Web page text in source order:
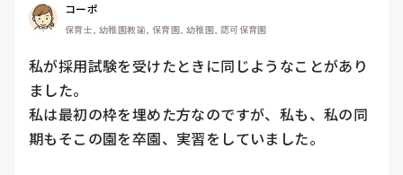
コーポ
保育士, 幼稚園教諭, 保育園, 幼稚園, 認可保育園
私が採用試験を受けたときに同じようなことがあり
ました。
私は最初の枠を埋めた方なのですが、私も、私の同
期もそこの園を卒園、実習をしていました。